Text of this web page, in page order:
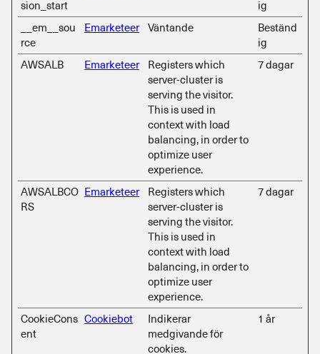
sion_start
ig
__em__sou
rce
Emarketeer Väntande
Beständ
ig
AWSALB
Emarketeer Registers which
server-cluster is
serving the visitor.
This is used in
context with load
balancing, in order to
optimize user
experience.
7 dagar
AWSALBCO
RS
Emarketeer Registers which
server-cluster is
serving the visitor.
This is used in
context with load
balancing, in order to
optimize user
experience.
7 dagar
CookieCons
ent
Cookiebot
Indikerar
medgivande för
cookies.
1 år